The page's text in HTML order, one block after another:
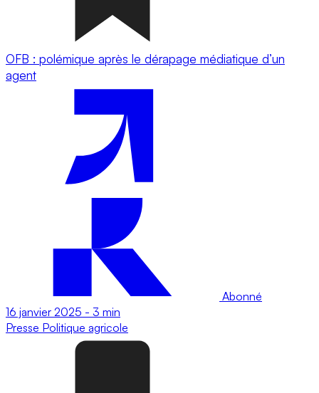
OFB : polémique après le dérapage médiatique d’un
agent
Abonné
16 janvier 2025 - 3 min
Presse Politique agricole